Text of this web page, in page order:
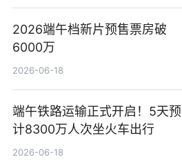
2026端午档新片预售票房破
6000万
2026-06-18
端午铁路运输正式开启！5天预
计8300万人次坐火车出行
2026-06-18